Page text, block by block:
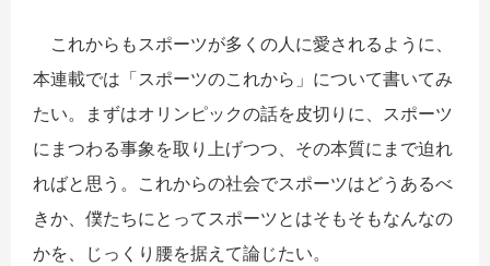
これからもスポーツが多くの人に愛されるように、
本連載では「スポーツのこれから」について書いてみ
たい。まずはオリンピックの話を皮切りに、スポーツ
にまつわる事象を取り上げつつ、その本質にまで迫れ
ればと思う。これからの社会でスポーツはどうあるべ
きか、僕たちにとってスポーツとはそもそもなんなの
かを、じっくり腰を据えて論じたい。